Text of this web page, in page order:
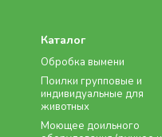
Каталог
Обробка вымени
Поилки групповые и
индивидуальные для
животных
Моющее доильного